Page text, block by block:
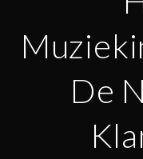
De